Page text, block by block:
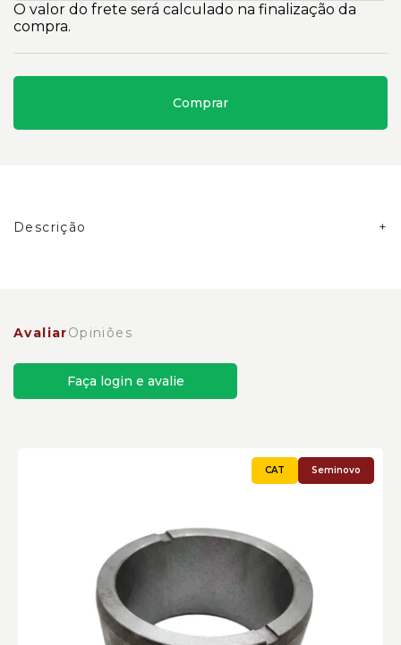
O valor do frete será calculado na finalização da
compra.
Comprar
Descrição
AvaliarOpiniões
Faça login e avalie
Seminovo